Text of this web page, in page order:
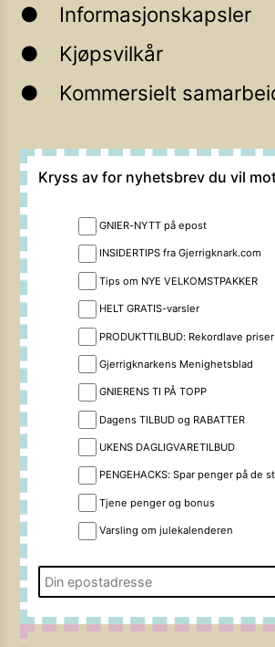
Informasjonskapsler
Kjøpsvilkår
Kommersielt
Kryss av for nyhetsbrev du vil
GNIER-NYTT på epost
INSIDERTIPS fra Gjerrigknark.com
Tips om NYE VELKOMSTPAKKER
HELT GRATIS-varsler
PRODUKTTILBUD: Rekordlave priser
Gjerrigknarkens Menighetsblad
GNIERENS TI PÅ TOPP
Dagens TILBUD og RABATTER
UKENS DAGLIGVARETILBUD
PENGEHACKS: Spar penger på de
Tjene penger og bonus
Varsling om julekalenderen